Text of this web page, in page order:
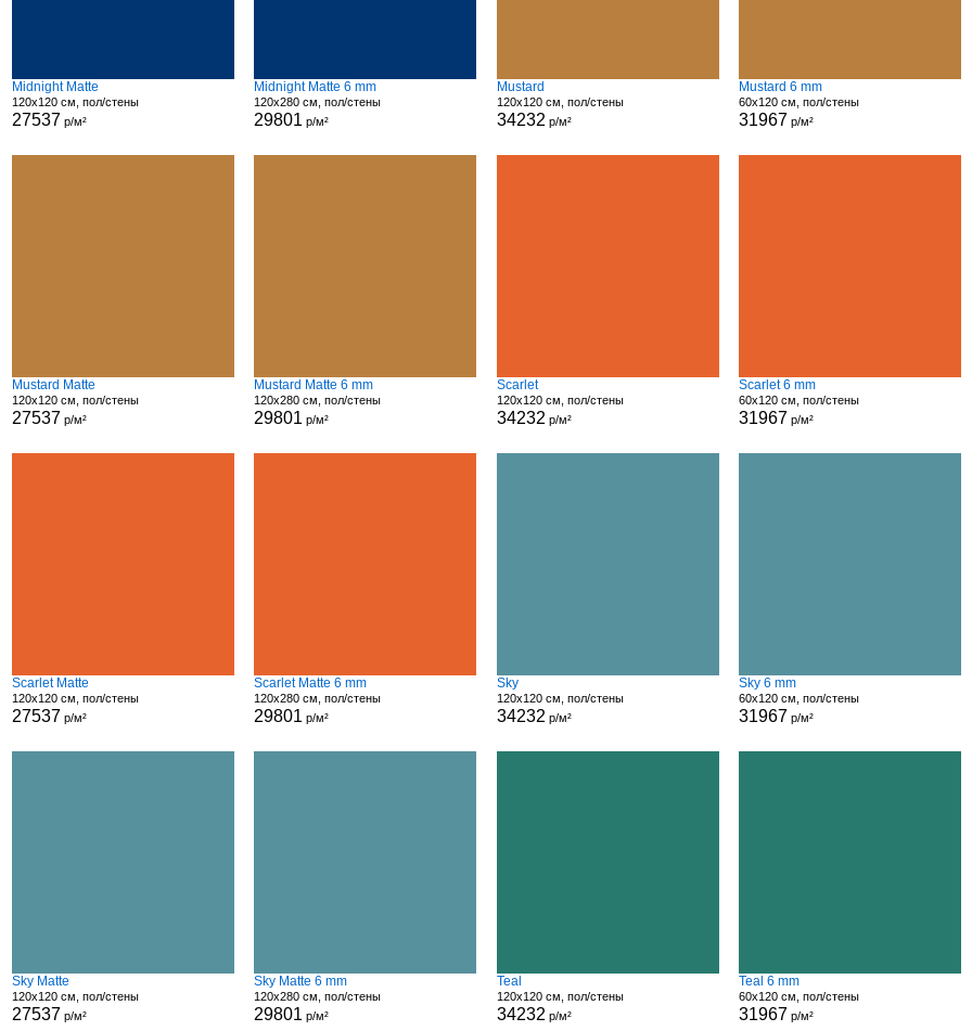
Midnight Matte
120x120 см, пол/стены
27537 р/м²
Midnight Matte 6 mm
120x280 см, пол/стены
29801 р/м²
Mustard
120x120 см, пол/стены
34232 р/м²
Mustard 6 mm
60x120 см, пол/стены
31967 р/м²
Mustard Matte
120x120 см, пол/стены
27537 р/м²
Mustard Matte 6 mm
120x280 см, пол/стены
29801 р/м²
Scarlet
120x120 см, пол/стены
34232 р/м²
Scarlet 6 mm
60x120 см, пол/стены
31967 р/м²
Scarlet Matte
120x120 см, пол/стены
27537 р/м²
Scarlet Matte 6 mm
120x280 см, пол/стены
29801 р/м²
Sky
120x120 см, пол/стены
34232 р/м²
Sky 6 mm
60x120 см, пол/стены
31967 р/м²
Sky Matte
120x120 см, пол/стены
27537 р/м²
Sky Matte 6 mm
120x280 см, пол/стены
29801 р/м²
Teal
120x120 см, пол/стены
34232 р/м²
Teal 6 mm
60x120 см, пол/стены
31967 р/м²